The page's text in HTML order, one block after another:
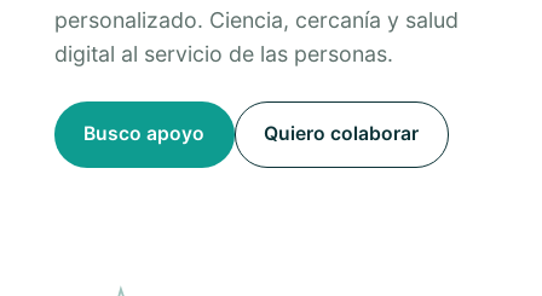
personalizado. Ciencia, cercanía y salud
digital al servicio de las personas.
Busco apoyo Quiero colaborar